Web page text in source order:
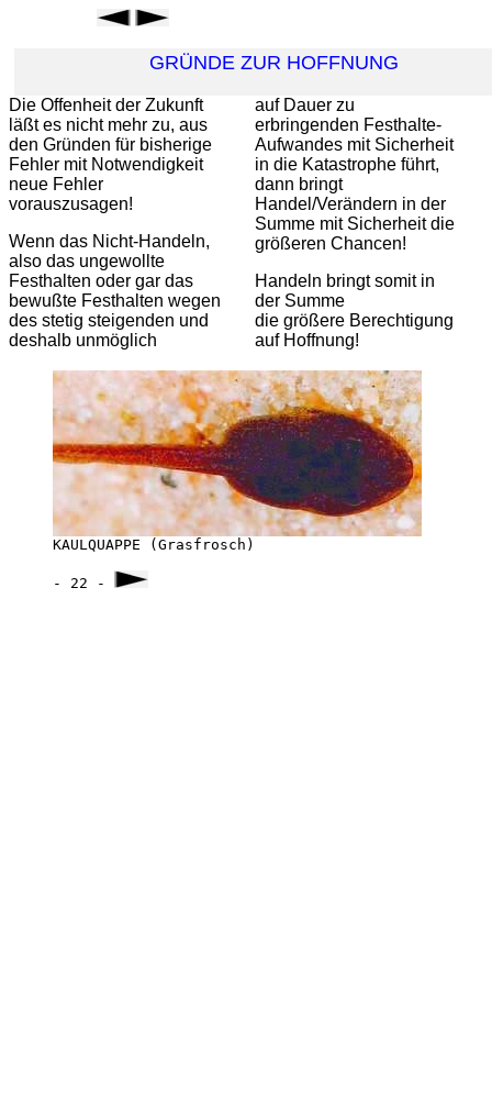
GRÜNDE ZUR HOFFNUNG
Die Offenheit der Zukunft
läßt es nicht mehr zu, aus
den Gründen für bisherige
Fehler mit Notwendigkeit
neue Fehler
vorauszusagen!
Wenn das Nicht-Handeln,
also das ungewollte
Festhalten oder gar das
bewußte Festhalten wegen
des stetig steigenden und
deshalb unmöglich
auf Dauer zu
erbringenden Festhalte-
Aufwandes mit Sicherheit
in die Katastrophe führt,
dann bringt
Handel/Verändern in der
Summe mit Sicherheit die
größeren Chancen!
Handeln bringt somit in
der Summe
die größere Berechtigung
auf Hoffnung!
KAULQUAPPE (Grasfrosch)
- 22 -